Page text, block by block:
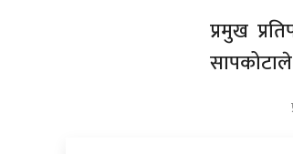
प्रमुख